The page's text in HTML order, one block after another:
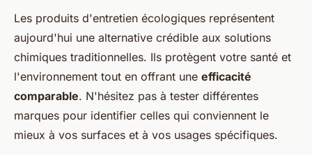
Les produits d'entretien écologiques représentent
aujourd'hui une alternative crédible aux solutions
chimiques traditionnelles. Ils protègent votre santé et
l'environnement tout en offrant une efficacité
comparable. N'hésitez pas à tester différentes
marques pour identifier celles qui conviennent le
mieux à vos surfaces et à vos usages spécifiques.